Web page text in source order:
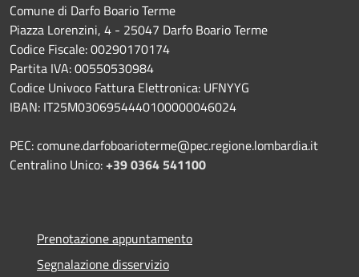
Comune di Darfo Boario Terme
Piazza Lorenzini, 4 - 25047 Darfo Boario Terme
Codice Fiscale: 00290170174
Partita IVA: 00550530984
Codice Univoco Fattura Elettronica: UFNYYG
IBAN: IT25M0306954440100000046024
PEC: comune.darfoboarioterme@pec.regione.lombardia.it
Centralino Unico:+39 0364 541100
Prenotazione appuntamento
Segnalazione disservizio